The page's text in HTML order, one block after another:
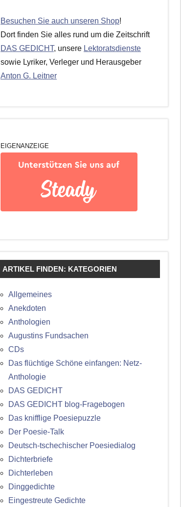
Besuchen Sie auch unseren Shop!
Dort finden Sie alles rund um die Zeitschrift
DAS GEDICHT, unsere Lektoratsdienste
sowie Lyriker, Verleger und Herausgeber
Anton G. Leitner
EIGENANZEIGE
ARTIKEL FINDEN: KATEGORIEN
Allgemeines
Anekdoten
Anthologien
Augustins Fundsachen
CDs
Das flüchtige Schöne einfangen: Netz-
Anthologie
DAS GEDICHT
DAS GEDICHT blog-Fragebogen
Das knifflige Poesiepuzzle
Der Poesie-Talk
Deutsch-tschechischer Poesiedialog
Dichterbriefe
Dichterleben
Dinggedichte
Eingestreute Gedichte